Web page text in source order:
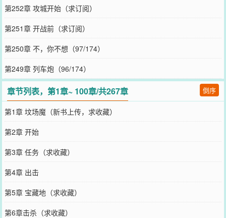
第252章 攻城开始（求订阅）
第251章 开战前（求订阅）
第250章 不，你不想（97/174）
第249章 列车炮（96/174）
章节列表，第1章~ 100章/共267章 倒序
第1章 坟场魔（新书上传，求收藏）
第2章 开始
第3章 任务（求收藏）
第4章 出击
第5章 宝藏地（求收藏）
第6章击杀（求收藏）